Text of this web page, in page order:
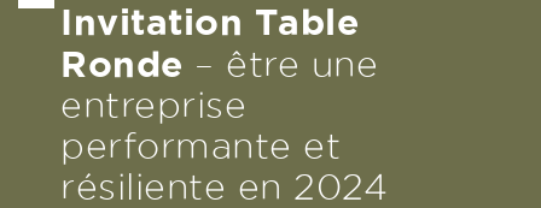
Invitation Table
Ronde – être une
entreprise
performante et
résiliente en 2024